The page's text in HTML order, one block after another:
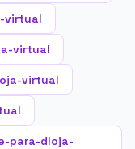
virtual
virtual
virtual
para-dloja-